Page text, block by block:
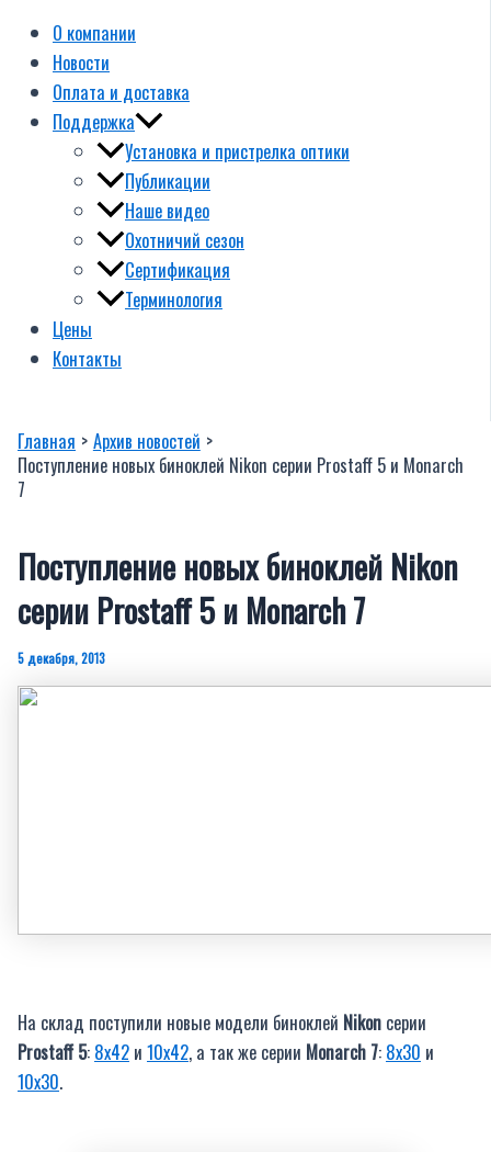
О компании
Новости
Оплата и доставка
Поддержка
Установка и пристрелка оптики
Публикации
Наше видео
Охотничий сезон
Сертификация
Терминология
Цены
Контакты
Главная
Архив новостей
Поступление новых биноклей Nikon серии Prostaff 5 и Monarch
7
Поступление новых биноклей Nikon
серии Prostaff 5 и Monarch 7
5 декабря, 2013
На склад поступили новые модели биноклей Nikon серии
Prostaff 5: 8х42 и 10х42, а так же серии Monarch 7: 8х30 и
10х30.